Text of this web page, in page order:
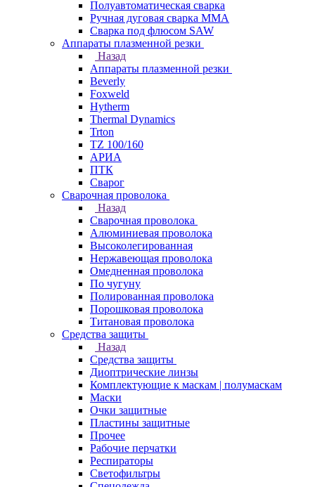
Полуавтоматическая сварка
Ручная дуговая сварка MMA
Сварка под флюсом SAW
Аппараты плазменной резки
Назад
Аппараты плазменной резки
Beverly
Foxweld
Hytherm
Thermal Dynamics
Trton
TZ 100/160
АРИА
ПТК
Сварог
Сварочная проволока
Назад
Сварочная проволока
Алюминиевая проволока
Высоколегированная
Нержавеющая проволока
Омедненная проволока
По чугуну
Полированная проволока
Порошковая проволока
Титановая проволока
Средства защиты
Назад
Средства защиты
Диоптрические линзы
Комплектующие к маскам | полумаскам
Маски
Очки защитные
Пластины защитные
Прочее
Рабочие перчатки
Респираторы
Светофильтры